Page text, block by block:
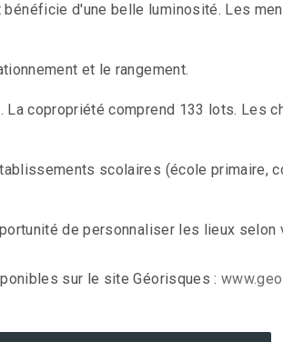
d'une belle luminosité. Les
et le rangement.
copropriété comprend 133 lots. Les
scolaires (école primaire,
de personnaliser les lieux
sur le site Géorisques :